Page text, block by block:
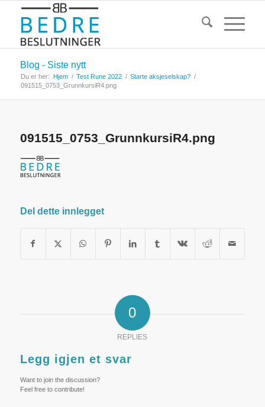
Blog - Siste nytt
Du er her: Hjem / Test Rune 2022 / Starte aksjeselskap? /
091515_0753_GrunnkursiR4.png
091515_0753_GrunnkursiR4.png
Del dette innlegget
0
REPLIES
Legg igjen et svar
Want to join the discussion?
Feel free to contribute!